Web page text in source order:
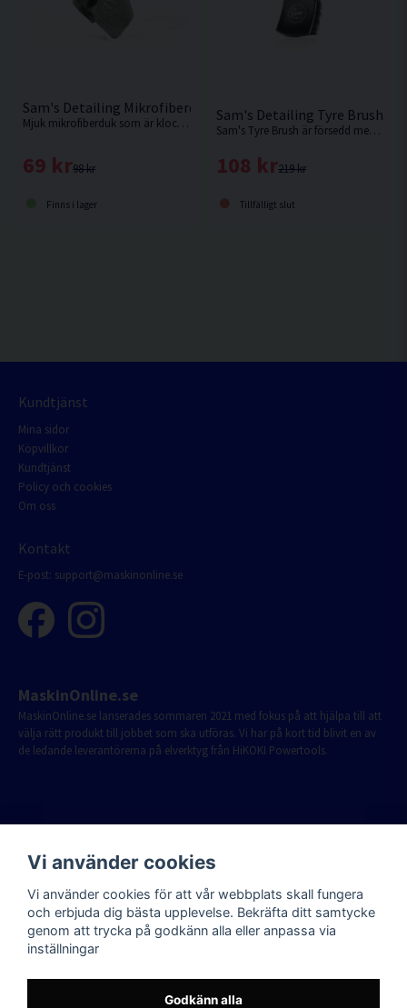
Sam's Detailing Mikrofiberduk För Interiör
Mjuk mikrofiberduk som är klockren för interiören.
98 kr
69 kr
Finns i lager
Sam's Detailing Tyre Brush
Sam's Tyre Brush är försedd med styva borst som hjälper till att skrubba bort smuts och gammal däckglans med lätthet.
219 kr
108 kr
Tillfälligt slut
Kundtjänst
Mina sidor
Köpvillkor
Kundtjänst
Policy och cookies
Om oss
Kontakt
E-post: support@maskinonline.se
MaskinOnline.se
MaskinOnline.se lanserades sommaren 2021 med fokus på att hjälpa till att
välja rätt produkt till jobbet som ska utföras. Vi har på kort tid blivit en av
de ledande leverantörerna på elverktyg från HiKOKI Powertools.
Vi använder cookies
Vi använder cookies för att vår webbplats skall fungera
och erbjuda dig bästa upplevelse. Bekräfta ditt samtycke
genom att trycka på godkänn alla eller anpassa via
inställningar
Godkänn alla